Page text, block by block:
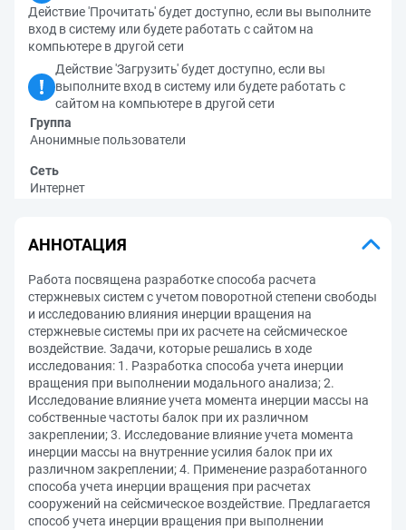
Действие 'Прочитать' будет доступно, если вы выполните
вход в систему или будете работать с сайтом на
компьютере в другой сети
Действие 'Загрузить' будет доступно, если вы
выполните вход в систему или будете работать с
сайтом на компьютере в другой сети
Группа
Анонимные пользователи
Сеть
Интернет
АННОТАЦИЯ
Работа посвящена разработке способа расчета
стержневых систем с учетом поворотной степени свободы
и исследованию влияния инерции вращения на
стержневые системы при их расчете на сейсмическое
воздействие. Задачи, которые решались в ходе
исследования: 1. Разработка способа учета инерции
вращения при выполнении модального анализа; 2.
Исследование влияние учета момента инерции массы на
собственные частоты балок при их различном
закреплении; 3. Исследование влияние учета момента
инерции массы на внутренние усилия балок при их
различном закреплении; 4. Применение разработанного
способа учета инерции вращения при расчетах
сооружений на сейсмическое воздействие. Предлагается
способ учета инерции вращения при выполнении